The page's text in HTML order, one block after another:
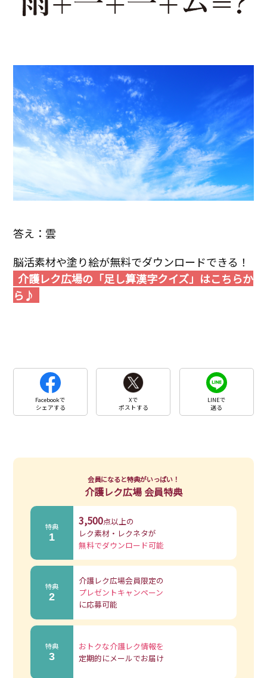
答え：雲
脳活素材や塗り絵が無料でダウンロードできる！
介護レク広場の「足し算漢字クイズ」はこちらか
ら♪
Facebookで
シェアする
Xで
ポストする
LINEで
送る
会員になると特典がいっぱい！
介護レク広場 会員特典
特典
1
3,500点以上の
レク素材・レクネタが
無料でダウンロード可能
特典
2
介護レク広場会員限定の
プレゼントキャンペーン
に応募可能
特典
3
おトクな介護レク情報を
定期的にメールでお届け